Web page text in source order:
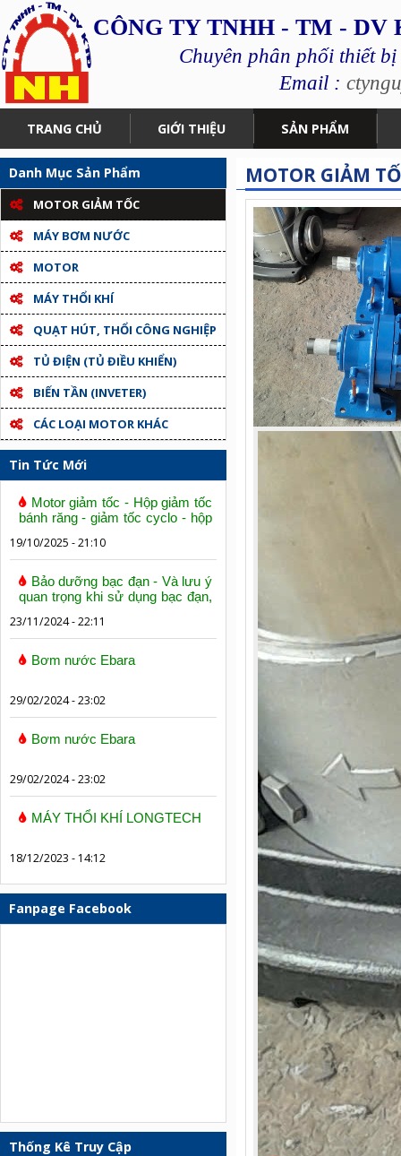
CÔNG TY TNHH - TM -
Chuyên phân phối thiết
Email :
TRANG CHỦ GIỚI THIỆU SẢN PHẨM
Danh Mục Sản Phẩm
MOTOR GIẢM TỐC
MÁY BƠM NƯỚC
MOTOR
MÁY THỔI KHÍ
QUẠT HÚT, THỔI CÔNG NGHIỆP
TỦ ĐIỆN (TỦ ĐIỀU KHIỂN)
BIẾN TẦN (INVETER)
CÁC LOẠI MOTOR KHÁC
Tin Tức Mới
Motor giảm tốc - Hộp giảm tốc
bánh răng - giảm tốc cyclo - hộp
19/10/2025 - 21:10
Bảo dưỡng bạc đạn - Và lưu ý
quan trọng khi sử dụng bạc đạn,
23/11/2024 - 22:11
Bơm nước Ebara
29/02/2024 - 23:02
Bơm nước Ebara
29/02/2024 - 23:02
MÁY THỔI KHÍ LONGTECH
18/12/2023 - 14:12
Fanpage Facebook
Thống Kê Truy Cập
MOTOR GIẢM